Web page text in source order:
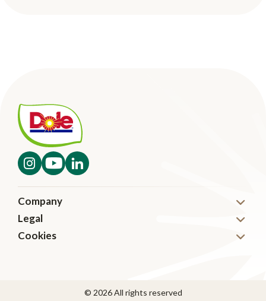
Company
Nyheter
Legal
Disclaimer
Transparency in Supply Chain Management
Cookies
© 2026 All rights reserved